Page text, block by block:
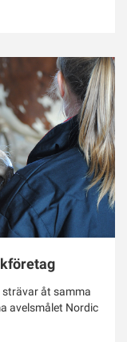
strävar åt samma
avelsmålet Nordic